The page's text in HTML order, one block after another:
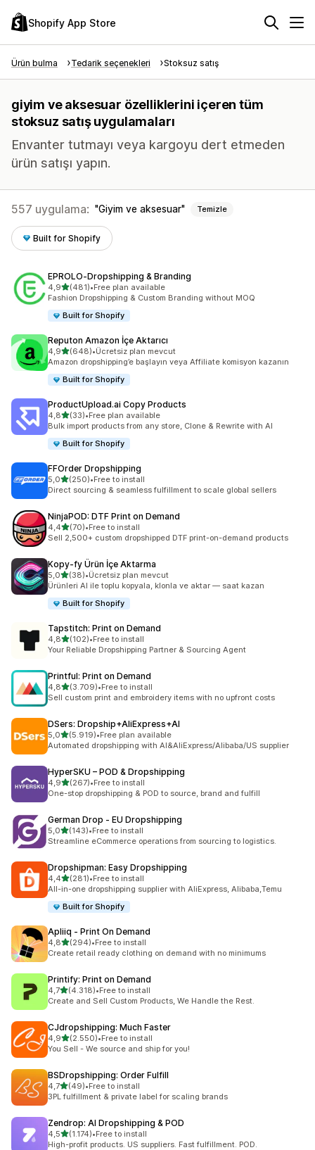
Shopify App Store
Ürün bulma Tedarik seçenekleri Stoksuz satış
giyim ve aksesuar özelliklerini içeren tüm
stoksuz satış uygulamaları
Envanter tutmayı veya kargoyu dert etmeden
ürün satışı yapın.
557 uygulama: Giyim ve aksesuar Temizle
Built for Shopify
EPROLO‑Dropshipping & Branding
4,95 yıldız üzerinden
(481)
toplam 481 değerlendirme
•Free plan available
Fashion Dropshipping & Custom Branding without MOQ
Built for Shopify
Reputon Amazon İçe Aktarıcı
4,95 yıldız üzerinden
(648)
toplam 648 değerlendirme
•Ücretsiz plan mevcut
Amazon dropshipping’e başlayın veya Affiliate komisyon kazanın
Built for Shopify
ProductUpload.ai Copy Products
4,85 yıldız üzerinden
(33)
toplam 33 değerlendirme
•Free plan available
Bulk import products from any store, Clone & Rewrite with AI
Built for Shopify
FFOrder Dropshipping
5,05 yıldız üzerinden
(250)
toplam 250 değerlendirme
•Free to install
Direct sourcing & seamless fulfillment to scale global sellers
NinjaPOD: DTF Print on Demand
4,45 yıldız üzerinden
(70)
toplam 70 değerlendirme
•Free to install
Sell 2,500+ custom dropshipped DTF print-on-demand products
Kopy‑fy Ürün İçe Aktarma
5,05 yıldız üzerinden
(38)
toplam 38 değerlendirme
•Ücretsiz plan mevcut
Ürünleri AI ile toplu kopyala, klonla ve aktar — saat kazan
Built for Shopify
Tapstitch: Print on Demand
4,85 yıldız üzerinden
(102)
toplam 102 değerlendirme
•Free to install
Your Reliable Dropshipping Partner & Sourcing Agent
Printful: Print on Demand
4,85 yıldız üzerinden
(3.709)
toplam 3709 değerlendirme
•Free to install
Sell custom print and embroidery items with no upfront costs
DSers: Dropship+AliExpress+AI
5,05 yıldız üzerinden
(5.919)
toplam 5919 değerlendirme
•Free plan available
Automated dropshipping with AI&AliExpress/Alibaba/US supplier
HyperSKU – POD & Dropshipping
4,95 yıldız üzerinden
(267)
toplam 267 değerlendirme
•Free to install
One-stop dropshipping & POD to source, brand and fulfill
German Drop ‑ EU Dropshipping
5,05 yıldız üzerinden
(143)
toplam 143 değerlendirme
•Free to install
Streamline eCommerce operations from sourcing to logistics.
Dropshipman: Easy Dropshipping
4,45 yıldız üzerinden
(281)
toplam 281 değerlendirme
•Free to install
All-in-one dropshipping supplier with AliExpress, Alibaba,Temu
Built for Shopify
Apliiq ‑ Print On Demand
4,85 yıldız üzerinden
(294)
toplam 294 değerlendirme
•Free to install
Create retail ready clothing on demand with no minimums
Printify: Print on Demand
4,75 yıldız üzerinden
(4.318)
toplam 4318 değerlendirme
•Free to install
Create and Sell Custom Products, We Handle the Rest.
CJdropshipping: Much Faster
4,95 yıldız üzerinden
(2.550)
toplam 2550 değerlendirme
•Free to install
You Sell - We source and ship for you!
BSDropshipping: Order Fulfill
4,75 yıldız üzerinden
(49)
toplam 49 değerlendirme
•Free to install
3PL fulfillment & private label for scaling brands
Zendrop: AI Dropshipping & POD
4,55 yıldız üzerinden
(1.174)
toplam 1174 değerlendirme
•Free to install
High-profit products. US suppliers. Fast fulfillment. POD.